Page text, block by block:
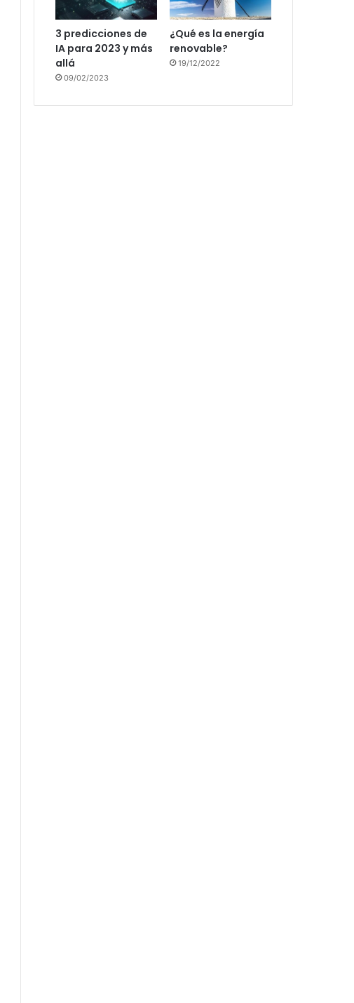
3 predicciones de
IA para 2023 y más
allá
09/02/2023
¿Qué es la energía
renovable?
19/12/2022